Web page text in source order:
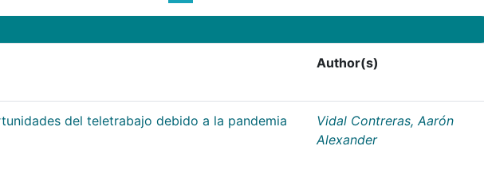
Author(s)
del teletrabajo debido a la pandemia
Vidal Contreras, Aarón
Alexander